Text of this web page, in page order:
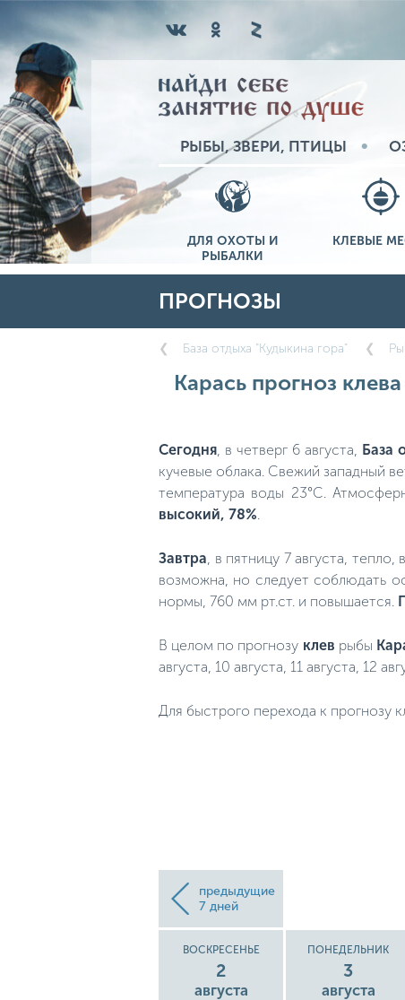
РЫБЫ, ЗВЕРИ, ПТИЦЫ
ДЛЯ ОХОТЫ И
РЫБАЛКИ
КЛЕВЫЕ
ПРОГНОЗЫ
База отдыха "Кудыкина гора"
Карась прогноз
Сегодня , в четверг 6 августа, База
кучевые облака. Свежий западный
температура воды 23°C.
высокий, 78%
Завтра , в пятницу 7 августа,
возможна, но следует соблюдать
нормы, 760 мм рт.ст. и повышается.
В целом по прогнозу клев рыбы
августа, 10 августа, 11 августа, 12
Для быстрого перехода к прогнозу
предыдущие
7 дней
ВОСКРЕСЕНЬЕ
2
августа
ПОНЕДЕЛЬНИК
3
августа